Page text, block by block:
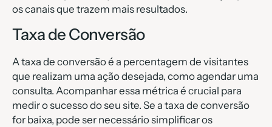
os canais que trazem mais resultados.
Taxa de Conversão
A taxa de conversão é a percentagem de visitantes
que realizam uma ação desejada, como agendar uma
consulta. Acompanhar essa métrica é crucial para
medir o sucesso do seu site. Se a taxa de conversão
for baixa, pode ser necessário simplificar os